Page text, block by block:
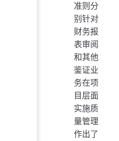
准则分
别针对
财务报
表审阅
和其他
鉴证业
务在项
目层面
实施质
量管理
作出了